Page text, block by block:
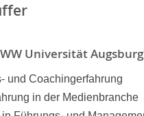
Universität
und Coachingerfahrung
in der Medienbranche